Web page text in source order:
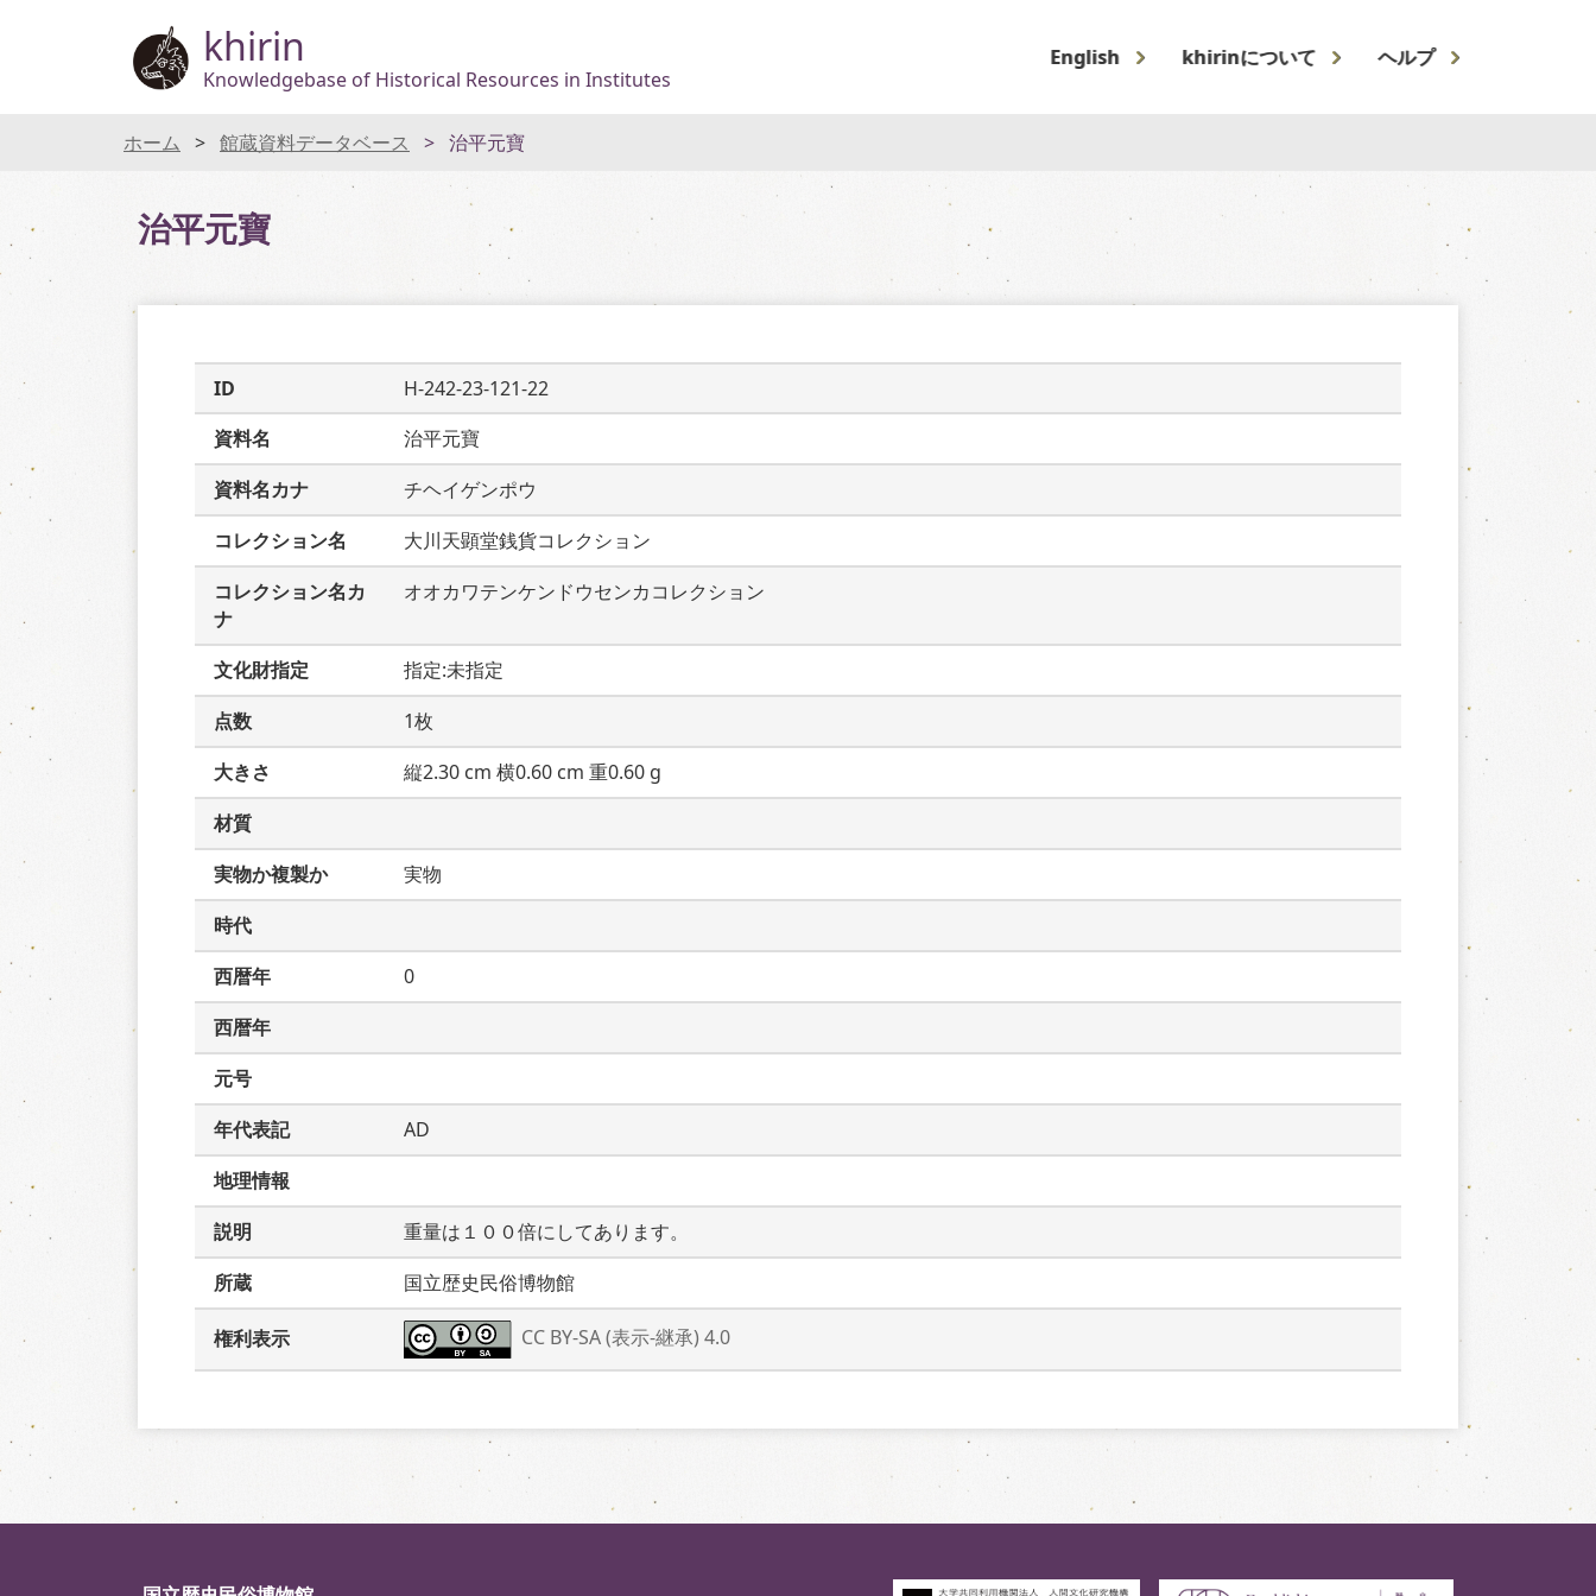
khirin
Knowledgebase of Historical Resources in Institutes
English khirinについて ヘルプ
ホーム 館蔵資料データベース 治平元寶
治平元寶
ID
H-242-23-121-22
資料名
治平元寶
資料名カナ
チヘイゲンポウ
コレクション名
大川天顕堂銭貨コレクション
コレクション名カ
ナ
オオカワテンケンドウセンカコレクション
文化財指定
指定:未指定
点数
1枚
大きさ
縦2.30 cm 横0.60 cm 重0.60 g
材質
実物か複製か
実物
時代
西暦年
0
西暦年
元号
年代表記
AD
地理情報
説明
重量は１００倍にしてあります。
所蔵
国立歴史民俗博物館
権利表示 CC BY-SA (表示-継承) 4.0